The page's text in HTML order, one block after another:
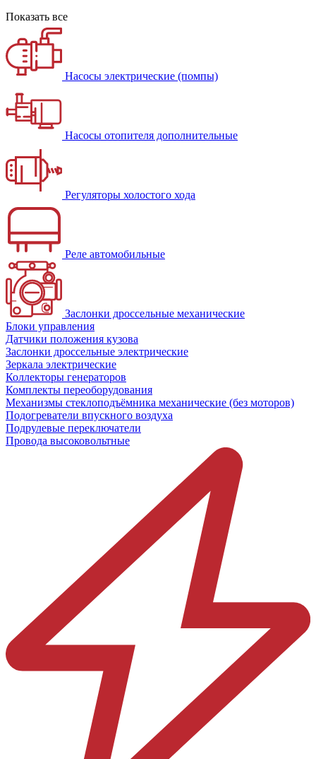
Показать все
Насосы электрические (помпы)
Насосы отопителя дополнительные
Регуляторы холостого хода
Реле автомобильные
Заслонки дроссельные механические
Блоки управления
Датчики положения кузова
Заслонки дроссельные электрические
Зеркала электрические
Коллекторы генераторов
Комплекты переоборудования
Механизмы стеклоподъёмника механические (без моторов)
Подогреватели впускного воздуха
Подрулевые переключатели
Провода высоковольтные